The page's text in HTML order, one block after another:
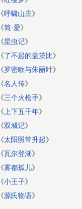
《呼啸山庄》
《简·爱》
《昆虫记》
《了不起的盖茨比》
《罗密欧与朱丽叶》
《名人传》
《三个火枪手》
《 上下五千年》
《双城记》
《太阳照常升起》
《瓦尔登湖》
《雾都孤儿》
《小王子》
《源氏物语》